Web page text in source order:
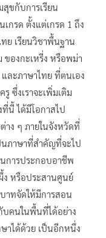
ขกับการเรียน
กรด ตั้งแต่เกรด 1 ถึง
ย เรียนวิชาพื้นฐาน
องกะเหรี่ง หรือพม่า
ละภาษาไทย ที่ตนเอง
ซึ่งเราจะเพิ่มเติม
นี้ ได้มีโอกาสไป
าง ๆ ภายในจังหวัดที่
นภาษาที่สำคัญที่จะไป
นการประกอบอาชีพ
ง หรือประสานศูนย์
าทจัดให้มีการสอน
บคนในพื้นที่ได้อย่าง
าได้ด้วย เป็นอีกหนึ่ง